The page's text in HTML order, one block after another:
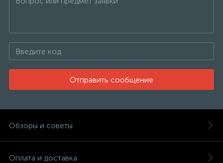
Отправить сообщение
Обзоры и советы
Оплата и доставка